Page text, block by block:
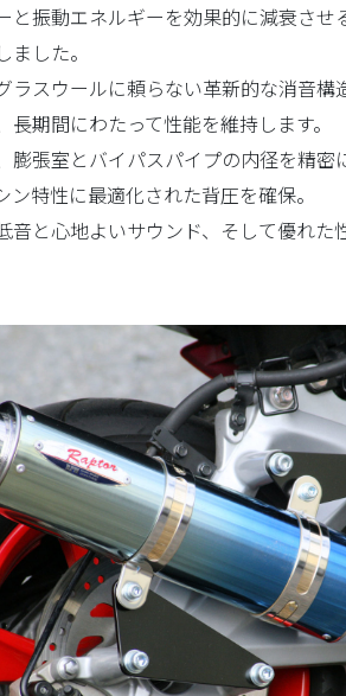
と振動エネルギーを効果的に減衰させ
ました。
ラスウールに頼らない革新的な消音構
長期間にわたって性能を維持します。
膨張室とバイパスパイプの内径を精密
ン特性に最適化された背圧を確保。
音と心地よいサウンド、そして優れた